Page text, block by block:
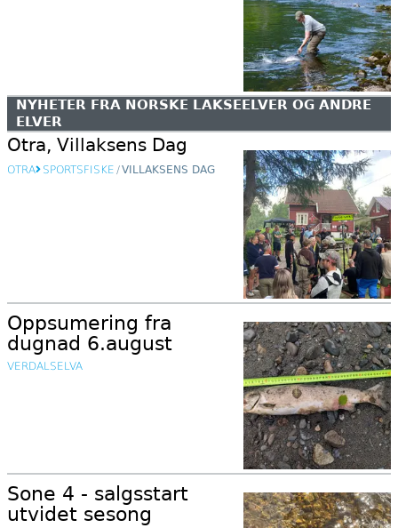
NYHETER FRA NORSKE LAKSEELVER OG ANDRE
ELVER
Otra, Villaksens Dag
OTRA SPORTSFISKE /VILLAKSENS DAG
Oppsumering fra
dugnad 6.august
VERDALSELVA
Sone 4 - salgsstart
utvidet sesong